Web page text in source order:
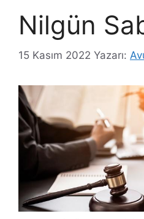
Nilgün
15 Kasım 2022 Yazarı: